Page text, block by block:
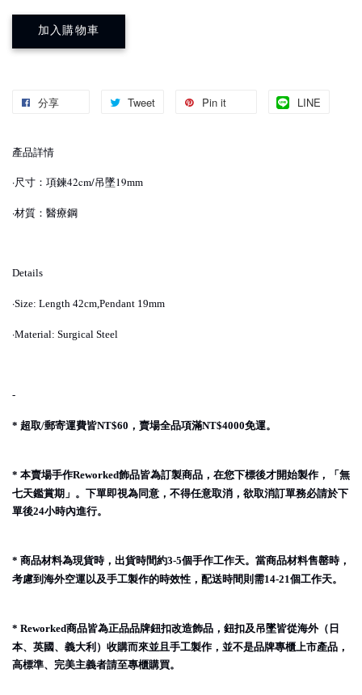
加入購物車
分享 Tweet Pin it LINE
產品詳情
·尺寸：項鍊42cm/吊墜19mm
·材質：醫療鋼
Details
·Size: Length 42cm,Pendant 19mm
·Material: Surgical Steel
-
* 超取/郵寄運費皆NT$60 ，賣場全品項滿NT$4000免運。
* 本賣場手作Reworked飾品皆為訂製商品，在您下標後才開始製作，「無
七天鑑賞期」。下單即視為同意，不得任意取消，欲取消訂單務必請於下
單後24小時內進行。
* 商品材料為現貨時，出貨時間約3-5個手作工作天。當商品材料售罄時，
考慮到海外空運以及手工製作的時效性，配送時間則需14-21個工作天。
* Reworked商品皆為正品品牌鈕扣改造飾品，鈕扣及吊墜皆從海外（日
本、英國、義大利）收購而來並且手工製作，並不是品牌專櫃上市產品，
高標準、完美主義者請至專櫃購買。